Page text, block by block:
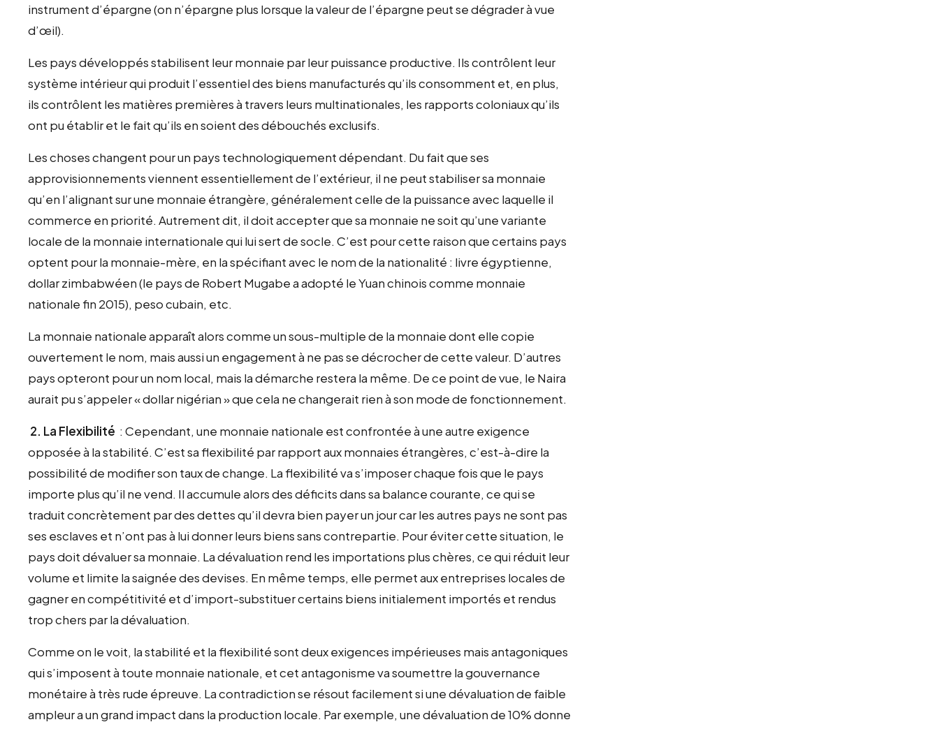
instrument d’épargne (on n’épargne plus lorsque la valeur de l’épargne peut se dégrader à vue
d’œil).
Les pays développés stabilisent leur monnaie par leur puissance productive. Ils contrôlent leur
système intérieur qui produit l’essentiel des biens manufacturés qu’ils consomment et, en plus,
ils contrôlent les matières premières à travers leurs multinationales, les rapports coloniaux qu’ils
ont pu établir et le fait qu’ils en soient des débouchés exclusifs.
Les choses changent pour un pays technologiquement dépendant. Du fait que ses
approvisionnements viennent essentiellement de l’extérieur, il ne peut stabiliser sa monnaie
qu’en l’alignant sur une monnaie étrangère, généralement celle de la puissance avec laquelle il
commerce en priorité. Autrement dit, il doit accepter que sa monnaie ne soit qu’une variante
locale de la monnaie internationale qui lui sert de socle. C’est pour cette raison que certains pays
optent pour la monnaie-mère, en la spécifiant avec le nom de la nationalité : livre égyptienne,
dollar zimbabwéen (le pays de Robert Mugabe a adopté le Yuan chinois comme monnaie
nationale fin 2015), peso cubain, etc.
La monnaie nationale apparaît alors comme un sous-multiple de la monnaie dont elle copie
ouvertement le nom, mais aussi un engagement à ne pas se décrocher de cette valeur. D’autres
pays opteront pour un nom local, mais la démarche restera la même. De ce point de vue, le Naira
aurait pu s’appeler « dollar nigérian » que cela ne changerait rien à son mode de fonctionnement.
2. La Flexibilité : Cependant, une monnaie nationale est confrontée à une autre exigence
opposée à la stabilité. C’est sa flexibilité par rapport aux monnaies étrangères, c’est-à-dire la
possibilité de modifier son taux de change. La flexibilité va s’imposer chaque fois que le pays
importe plus qu’il ne vend. Il accumule alors des déficits dans sa balance courante, ce qui se
traduit concrètement par des dettes qu’il devra bien payer un jour car les autres pays ne sont pas
ses esclaves et n’ont pas à lui donner leurs biens sans contrepartie. Pour éviter cette situation, le
pays doit dévaluer sa monnaie. La dévaluation rend les importations plus chères, ce qui réduit leur
volume et limite la saignée des devises. En même temps, elle permet aux entreprises locales de
gagner en compétitivité et d’import-substituer certains biens initialement importés et rendus
trop chers par la dévaluation.
Comme on le voit, la stabilité et la flexibilité sont deux exigences impérieuses mais antagoniques
qui s’imposent à toute monnaie nationale, et cet antagonisme va soumettre la gouvernance
monétaire à très rude épreuve. La contradiction se résout facilement si une dévaluation de faible
ampleur a un grand impact dans la production locale. Par exemple, une dévaluation de 10% donne